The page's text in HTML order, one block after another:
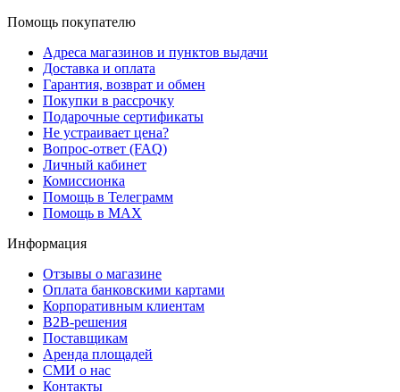
Помощь покупателю
Адреса магазинов и пунктов выдачи
Доставка и оплата
Гарантия, возврат и обмен
Покупки в рассрочку
Подарочные сертификаты
Не устраивает цена?
Вопрос-ответ (FAQ)
Личный кабинет
Комиссионка
Помощь в Телеграмм
Помощь в MAX
Информация
Отзывы о магазине
Оплата банковскими картами
Корпоративным клиентам
B2B-решения
Поставщикам
Аренда площадей
СМИ о нас
Контакты